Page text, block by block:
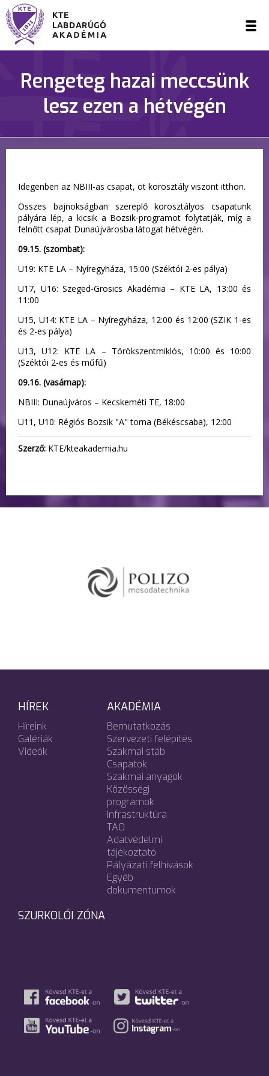
Rengeteg hazai meccsünk
lesz ezen a hétvégén
Idegenben az NBIII-as csapat, öt korosztály viszont itthon.
Összes bajnokságban szereplő korosztályos csapatunk
pályára lép, a kicsik a Bozsik-programot folytatják, míg a
felnőtt csapat Dunaújvárosba látogat hétvégén.
09.15. (szombat):
U19: KTE LA – Nyíregyháza, 15:00 (Széktói 2-es pálya)
U17, U16: Szeged-Grosics Akadémia – KTE LA, 13:00 és
11:00
U15, U14: KTE LA – Nyíregyháza, 12:00 és 12:00 (SZIK 1-es
és 2-es pálya)
U13, U12: KTE LA – Törökszentmiklós, 10:00 és 10:00
(Széktói 2-es és műfű)
09.16. (vasárnap):
NBIII: Dunaújváros – Kecskeméti TE, 18:00
U11, U10: Régiós Bozsik "A" torna (Békéscsaba), 12:00
Szerző: KTE/kteakademia.hu
HÍREK
Híreink
Galériák
Videók
AKADÉMIA
Bemutatkozás
Szervezeti felépítés
Szakmai stáb
Csapatok
Szakmai anyagok
Közösségi
programok
Infrastruktúra
TAO
Adatvédelmi
tájékoztató
Pályázati felhívások
Egyéb
dokumentumok
SZURKOLÓI ZÓNA